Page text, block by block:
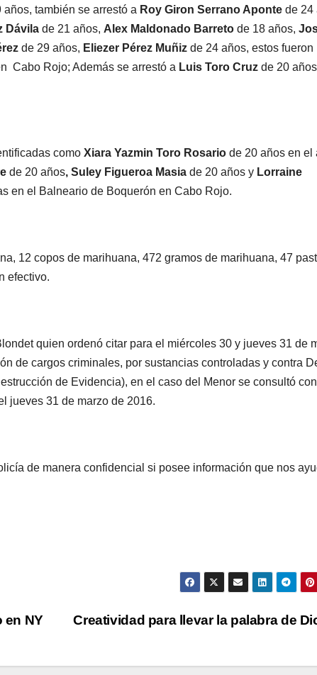
años, también se arrestó a Roy Giron Serrano Aponte de 24
Dávila de 21 años, Alex Maldonado Barreto de 18 años,
de 29 años, Eliezer Pérez Muñiz de 24 años, estos fueron
Cabo Rojo; Además se arrestó a Luis Toro Cruz de 20
como Xiara Yazmin Toro Rosario de 20 años en el
de 20 años, Suley Figueroa Masia de 20 años y Lorraine
en el Balneario de Boquerón en Cabo Rojo.
12 copos de marihuana, 472 gramos de marihuana, 47
efectivo.
quien ordenó citar para el miércoles 30 y jueves 31 de
de cargos criminales, por sustancias controladas y contra
de Evidencia), en el caso del Menor se consultó
jueves 31 de marzo de 2016.
de manera confidencial si posee información que nos
Creatividad para llevar la palabra de
en NY